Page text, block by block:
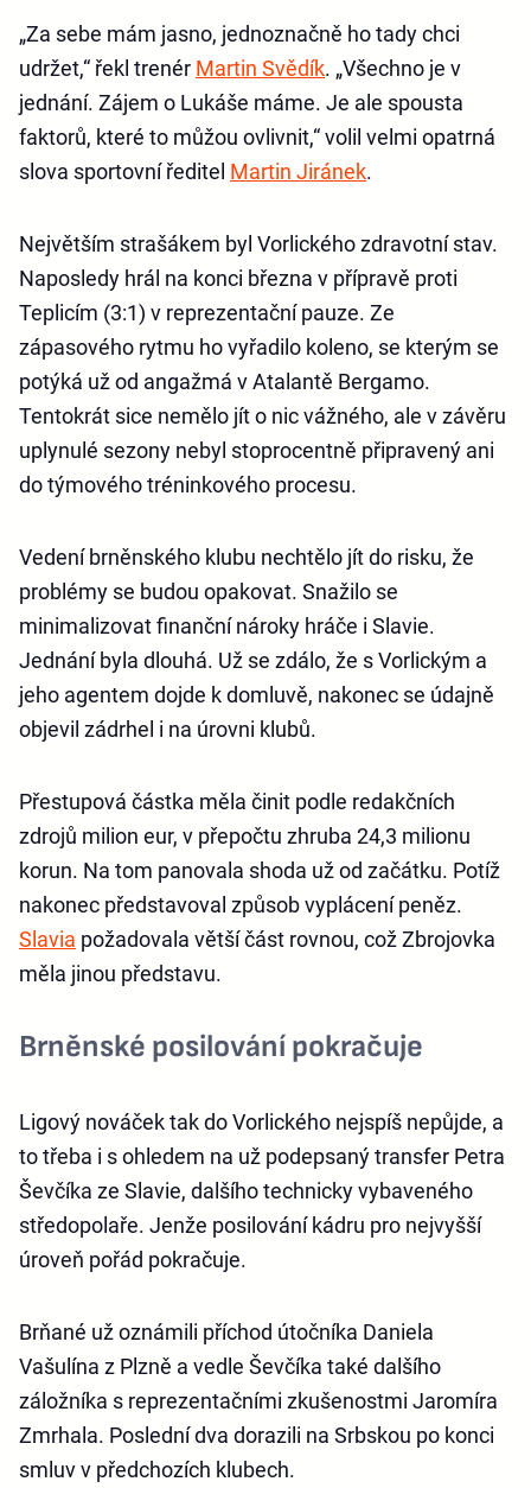
„Za sebe mám jasno, jednoznačně ho tady chci
udržet,“ řekl trenér Martin Svědík. „Všechno je v
jednání. Zájem o Lukáše máme. Je ale spousta
faktorů, které to můžou ovlivnit,“ volil velmi opatrná
slova sportovní ředitel Martin Jiránek.
Největším strašákem byl Vorlického zdravotní stav.
Naposledy hrál na konci března v přípravě proti
Teplicím (3:1) v reprezentační pauze. Ze
zápasového rytmu ho vyřadilo koleno, se kterým se
potýká už od angažmá v Atalantě Bergamo.
Tentokrát sice nemělo jít o nic vážného, ale v závěru
uplynulé sezony nebyl stoprocentně připravený ani
do týmového tréninkového procesu.
Vedení brněnského klubu nechtělo jít do risku, že
problémy se budou opakovat. Snažilo se
minimalizovat finanční nároky hráče i Slavie.
Jednání byla dlouhá. Už se zdálo, že s Vorlickým a
jeho agentem dojde k domluvě, nakonec se údajně
objevil zádrhel i na úrovni klubů.
Přestupová částka měla činit podle redakčních
zdrojů milion eur, v přepočtu zhruba 24,3 milionu
korun. Na tom panovala shoda už od začátku. Potíž
nakonec představoval způsob vyplácení peněz.
Slavia požadovala větší část rovnou, což Zbrojovka
měla jinou představu.
Brněnské posilování pokračuje
Ligový nováček tak do Vorlického nejspíš nepůjde, a
to třeba i s ohledem na už podepsaný transfer Petra
Ševčíka ze Slavie, dalšího technicky vybaveného
středopolaře. Jenže posilování kádru pro nejvyšší
úroveň pořád pokračuje.
Brňané už oznámili příchod útočníka Daniela
Vašulína z Plzně a vedle Ševčíka také dalšího
záložníka s reprezentačními zkušenostmi Jaromíra
Zmrhala. Poslední dva dorazili na Srbskou po konci
smluv v předchozích klubech.